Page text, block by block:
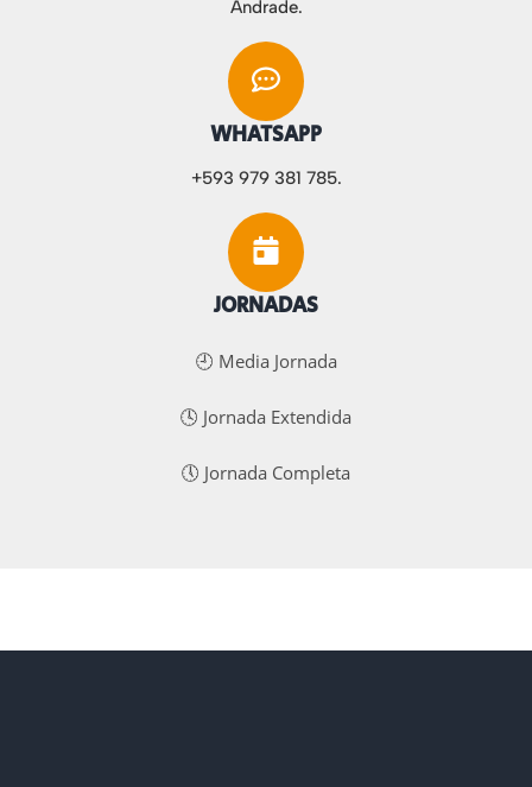
Andrade.
WHATSAPP
+593 979 381 785.
JORNADAS
🕘 Media Jornada
🕓 Jornada Extendida
🕔 Jornada Completa